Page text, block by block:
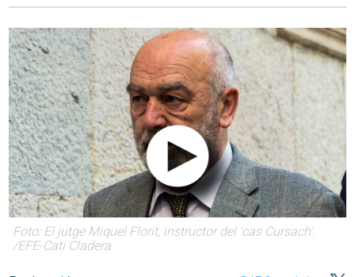
Foto: El jutge Miquel Florit, instructor del 'cas Cursach'.
/EFE-Cati Cladera